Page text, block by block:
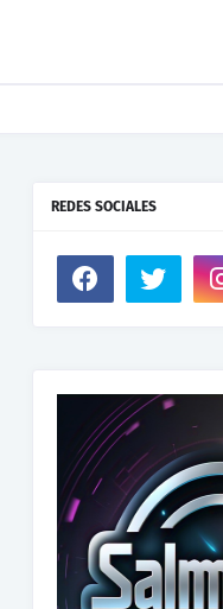
REDES SOCIALES